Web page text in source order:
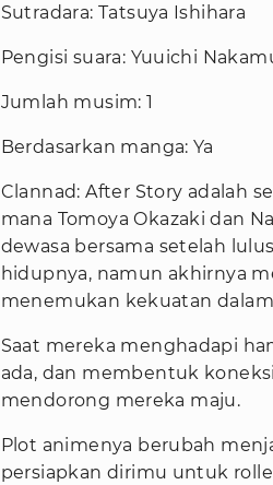
Sutradara: Tatsuya Ishihara
Pengisi suara: Yuuichi
Jumlah musim: 1
Berdasarkan manga: Ya
Clannad: After Story adalah
mana Tomoya Okazaki dan
dewasa bersama setelah
hidupnya, namun akhirnya
menemukan kekuatan
Saat mereka menghadapi
ada, dan membentuk
mendorong mereka maju.
Plot animenya berubah
persiapkan dirimu untuk